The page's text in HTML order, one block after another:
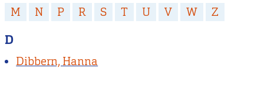
M
N P R S T U V W Z
D
Dibbern, Hanna